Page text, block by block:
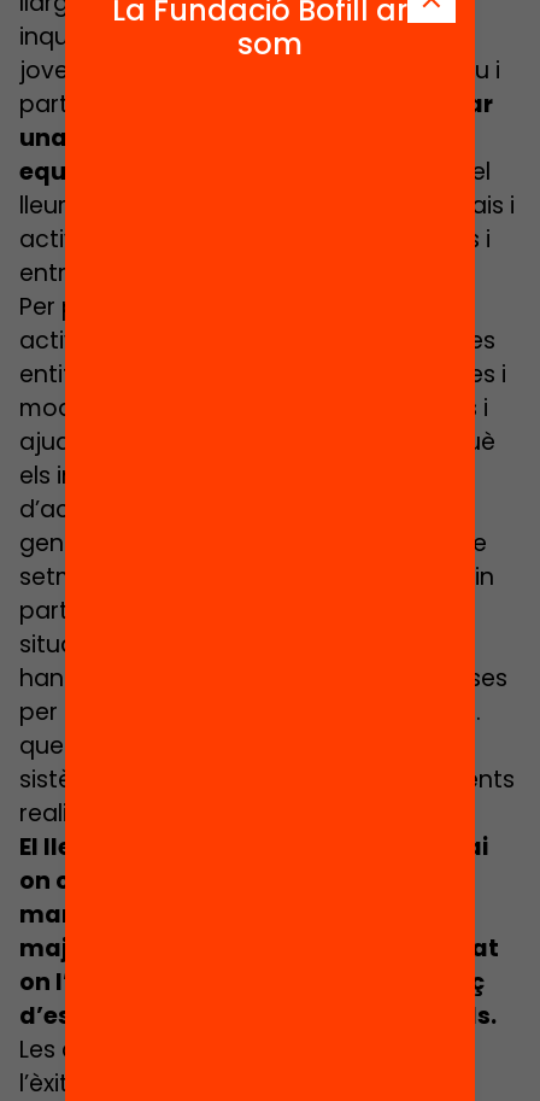
inquietuds i motivacions dels infants i
joves. A més de tenir un caràcter inclusiu i
participatiu,
la seva finalitat és generar
una societat més justa, crítica i
equitativa.
Per aquest motiu, l’oferta del
lleure ha anat creixent i s’han creat espais i
activitats al cap de setmana, vacances i
entre setmana.
Per poder fer més accessible aquestes
activitats a totes les persones, des de les
entitats s’ha anat modificant estructures i
models d’activitat generant programes i
ajudes, moltes vegades privades, perquè
els infants puguin gaudir el màxim
d’activitats de lleure a l’estiu. A més de
generar un model inclusiu de lleure entre
setmana, on totes les persones hi puguin
participar i facilitar l’accés a infants en
situacions de vulnerabilitat. Les entitats
han creat un seguit de propostes diverses
per a famílies, joves, petita infància, etc.
que faciliten tenir una mirada molt més
sistèmica, apropant-se més a les diferents
realitats que hi conviuen.
El lleure educatiu ha estat i és un espai
on compensar determinades
mancances de l’entorn. Per tant,
majoritàriament són espais de llibertat
on l’infant o adolescent se sent capaç
d’esbrinar les seves pròpies inquietuds.
Les activitats de lleure ajuden a millorar
l’èxit escolar dels infants o joves en
La Fundació Bofill ara
som